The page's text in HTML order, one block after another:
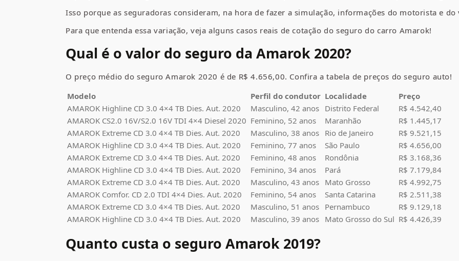
Isso porque as seguradoras consideram, na hora de fazer a simulação, informações do motorista e do
Para que entenda essa variação, veja alguns casos reais de cotação do seguro do carro Amarok!
Qual é o valor do seguro da Amarok 2020?
O preço médio do seguroAmarok 2020 é de R$ 4.656,00. Confira a tabela de preços do seguro auto!
Modelo
Perfil do condutor Localidade
Preço
AMAROK Highline CD 3.0 4×4 TB Dies. Aut. 2020 Masculino, 42 anos Distrito Federal
R$ 4.542,40
AMAROK CS2.0 16V/S2.0 16V TDI 4×4 Diesel 2020 Feminino, 52 anos Maranhão
R$ 1.445,17
AMAROK Extreme CD 3.0 4×4 TB Dies. Aut. 2020
Masculino, 38 anos Rio de Janeiro
R$ 9.521,15
AMAROK Highline CD 3.0 4×4 TB Dies. Aut. 2020 Feminino, 77 anos São Paulo
R$ 4.656,00
AMAROK Extreme CD 3.0 4×4 TB Dies. Aut. 2020
Feminino, 48 anos Rondônia
R$ 3.168,36
AMAROK Highline CD 3.0 4×4 TB Dies. Aut. 2020 Feminino, 34 anos Pará
R$ 7.179,84
AMAROK Extreme CD 3.0 4×4 TB Dies. Aut. 2020
Masculino, 43 anos Mato Grosso
R$ 4.992,75
AMAROK Comfor. CD 2.0 TDI 4×4 Dies. Aut. 2020 Feminino, 54 anos Santa Catarina
R$ 2.511,38
AMAROK Extreme CD 3.0 4×4 TB Dies. Aut. 2020
Masculino, 51 anos Pernambuco
R$ 9.129,18
AMAROK Highline CD 3.0 4×4 TB Dies. Aut. 2020 Masculino, 39 anos Mato Grosso do Sul R$ 4.426,39
Quanto custa o seguro Amarok 2019?